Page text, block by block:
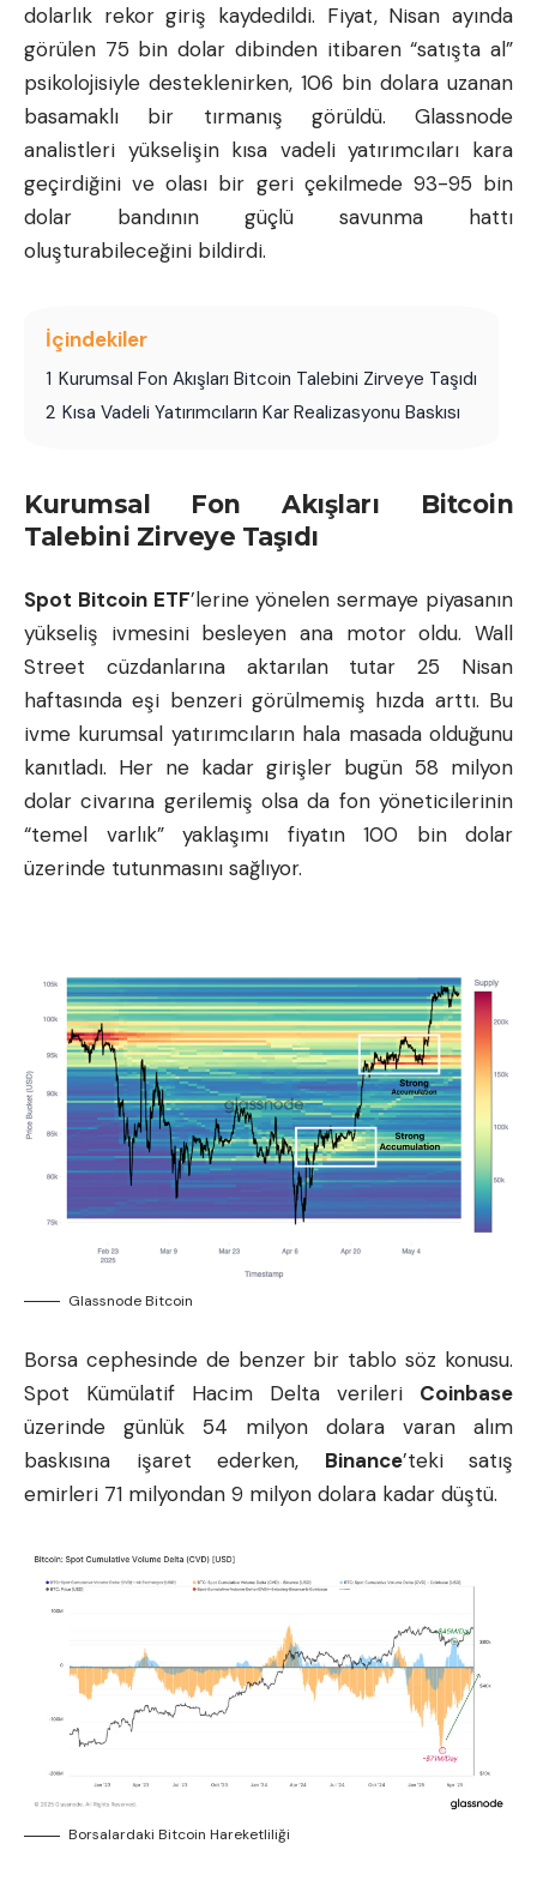
dolarlık rekor giriş kaydedildi. Fiyat, Nisan ayında
görülen 75 bin dolar dibinden itibaren “satışta al”
psikolojisiyle desteklenirken, 106 bin dolara uzanan
basamaklı bir tırmanış görüldü. Glassnode
analistleri yükselişin kısa vadeli yatırımcıları kara
geçirdiğini ve olası bir geri çekilmede 93-95 bin
dolar bandının güçlü savunma hattı
oluşturabileceğini bildirdi.
İçindekiler
1 Kurumsal Fon Akışları Bitcoin Talebini Zirveye Taşıdı
2 Kısa Vadeli Yatırımcıların Kar Realizasyonu Baskısı
Kurumsal Fon Akışları Bitcoin
Talebini Zirveye Taşıdı
Spot Bitcoin ETF’lerine yönelen sermaye piyasanın
yükseliş ivmesini besleyen ana motor oldu. Wall
Street cüzdanlarına aktarılan tutar 25 Nisan
haftasında eşi benzeri görülmemiş hızda arttı. Bu
ivme kurumsal yatırımcıların hala masada olduğunu
kanıtladı. Her ne kadar girişler bugün 58 milyon
dolar civarına gerilemiş olsa da fon yöneticilerinin
“temel varlık” yaklaşımı fiyatın 100 bin dolar
üzerinde tutunmasını sağlıyor.
Glassnode Bitcoin
Borsa cephesinde de benzer bir tablo söz konusu.
Spot Kümülatif Hacim Delta verileri Coinbase
üzerinde günlük 54 milyon dolara varan alım
baskısına işaret ederken, Binance’teki satış
emirleri 71 milyondan 9 milyon dolara kadar düştü.
Borsalardaki Bitcoin Hareketliliği